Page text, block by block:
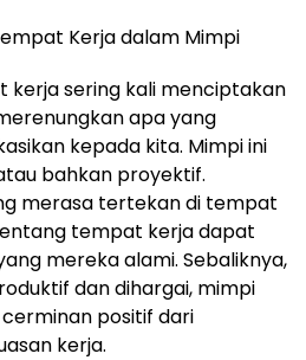
Kerja dalam Mimpi
sering kali menciptakan
apa yang
kepada kita. Mimpi ini
bahkan proyektif.
merasa tertekan di tempat
tempat kerja dapat
mereka alami. Sebaliknya,
dan dihargai, mimpi
positif dari
kerja.